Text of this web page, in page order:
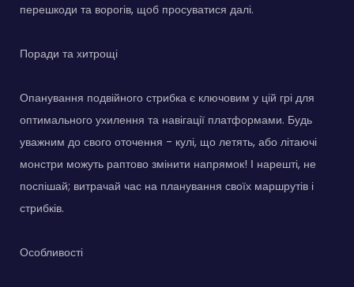
перешкоди та ворогів, щоб просуватися далі.
Поради та хитрощі
Опанування подвійного стрибка є ключовим у цій грі для
оптимального ухилення та навігації платформами. Будь
уважним до свого оточення - кулі, що летять, або літаючі
монстри можуть раптово змінити напрямок! І нарешті, не
поспішай; витрачай час на планування своїх маршрутів і
стрибків.
Особливості